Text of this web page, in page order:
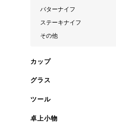
バターナイフ
ステーキナイフ
その他
カップ
カップ＆ソーサー
マグカップ
グラス
タンブラー
ワイングラス
ツール
キッチンナイフ
卓上小物